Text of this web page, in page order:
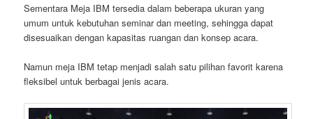
Sementara Meja IBM tersedia dalam beberapa ukuran yang
umum untuk kebutuhan seminar dan meeting, sehingga dapat
disesuaikan dengan kapasitas ruangan dan konsep acara.
Namun meja IBM tetap menjadi salah satu pilihan favorit karena
fleksibel untuk berbagai jenis acara.